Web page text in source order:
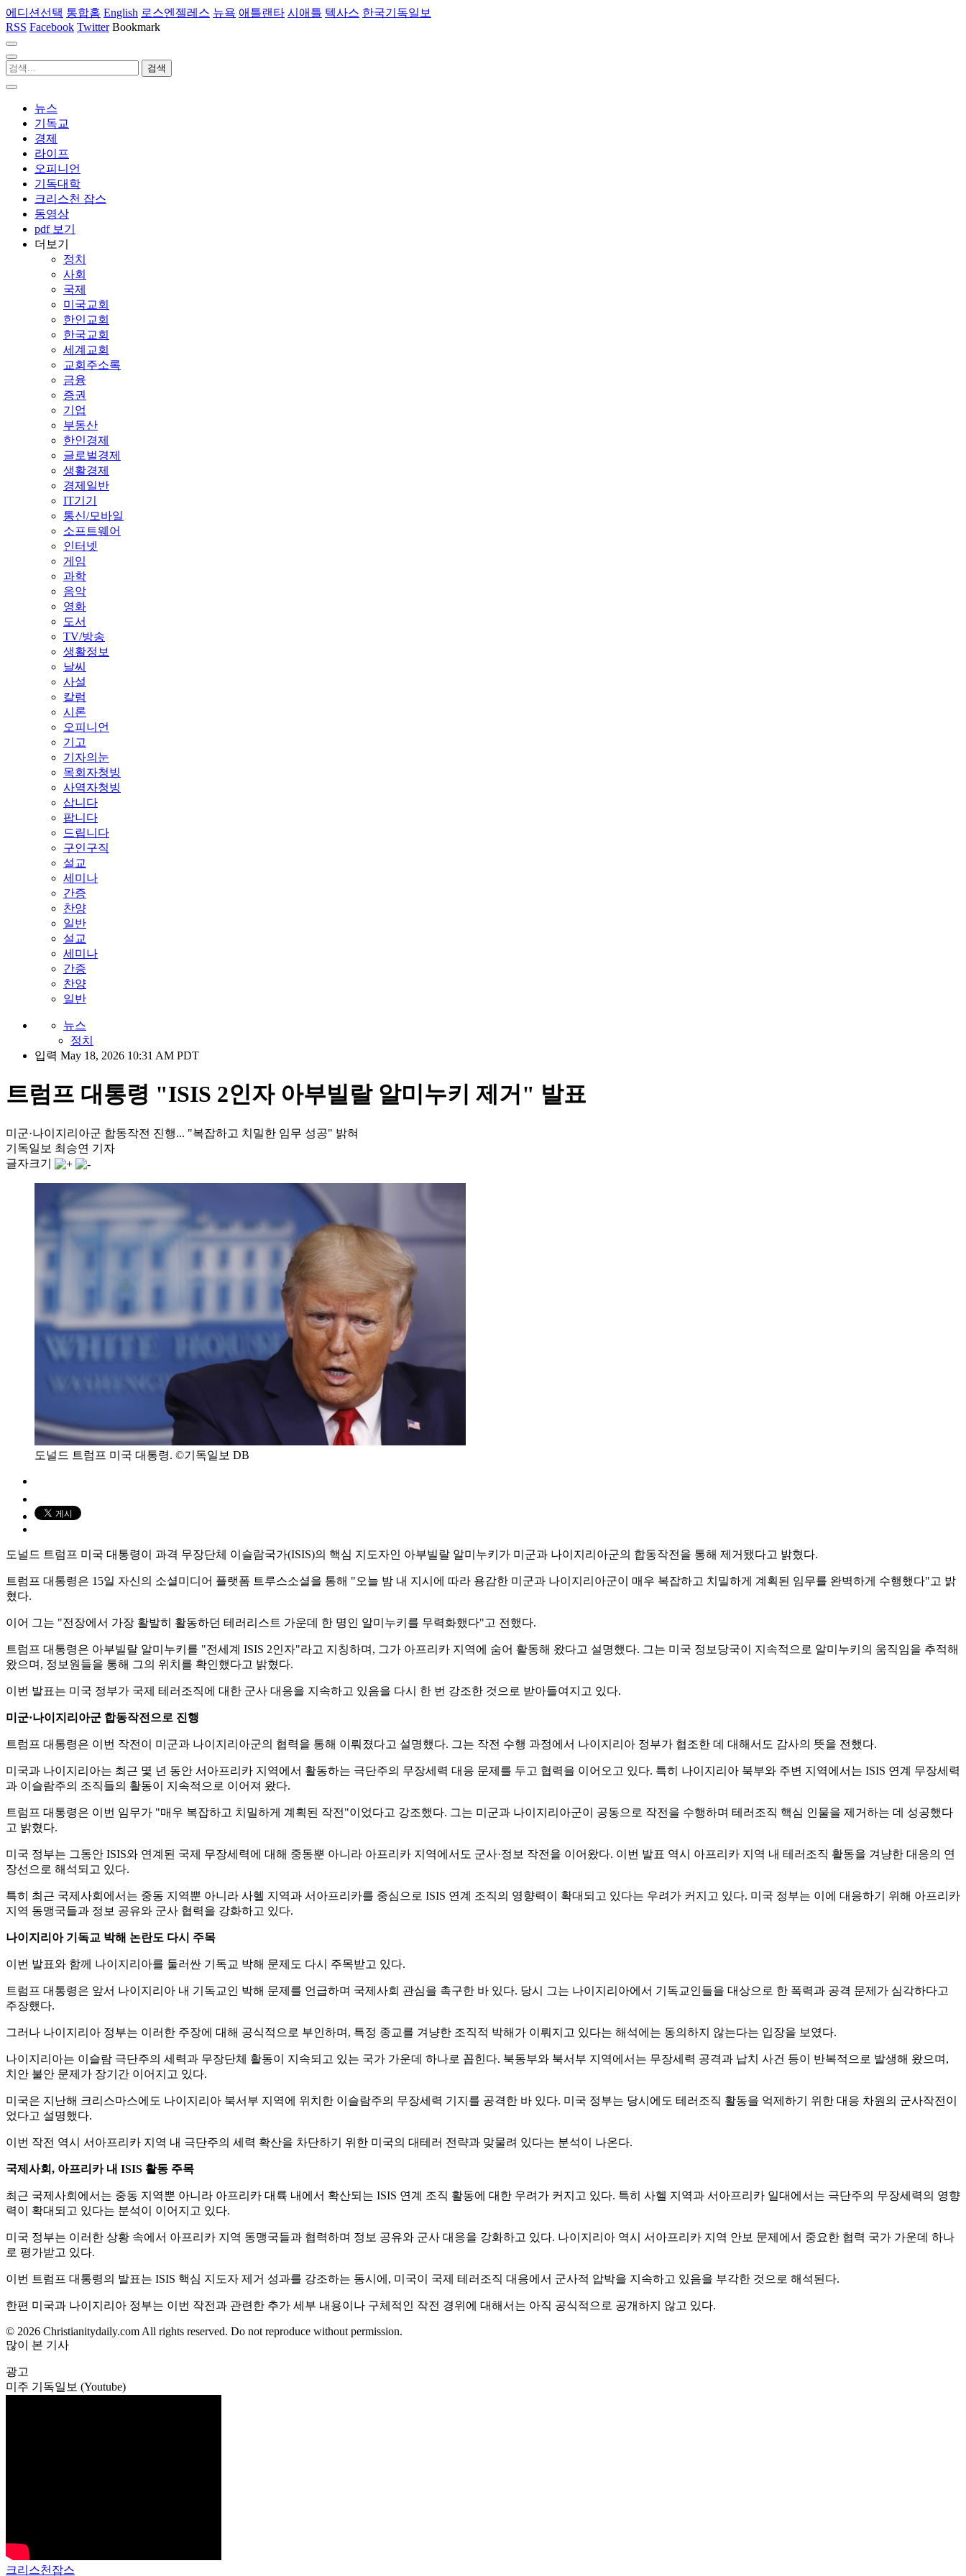
에디션선택 통합홈 English 로스엔젤레스 뉴욕 애틀랜타 시애틀 텍사스 한국기독일보
RSS Facebook Twitter Bookmark
뉴스
기독교
경제
라이프
오피니언
기독대학
크리스천 잡스
동영상
pdf 보기
더보기
정치
사회
국제
미국교회
한인교회
한국교회
세계교회
교회주소록
금융
증권
기업
부동산
한인경제
글로벌경제
생활경제
경제일반
IT기기
통신/모바일
소프트웨어
인터넷
게임
과학
음악
영화
도서
TV/방송
생활정보
날씨
사설
칼럼
시론
오피니언
기고
기자의눈
목회자청빙
사역자청빙
삽니다
팝니다
드립니다
구인구직
설교
세미나
간증
찬양
일반
설교
세미나
간증
찬양
일반
뉴스
정치
입력 May 18, 2026 10:31 AM PDT
트럼프 대통령 "ISIS 2인자 아부빌랄 알미누키 제거" 발표
미군·나이지리아군 합동작전 진행... "복잡하고 치밀한 임무 성공" 밝혀
기독일보 최승연 기자
글자크기
도널드 트럼프 미국 대통령. ©기독일보 DB
도널드 트럼프 미국 대통령이 과격 무장단체 이슬람국가(ISIS)의 핵심 지도자인 아부빌랄 알미누키가 미군과 나이지리아군의 합동작전을 통해 제거됐다고 밝혔다.
트럼프 대통령은 15일 자신의 소셜미디어 플랫폼 트루스소셜을 통해 "오늘 밤 내 지시에 따라 용감한 미군과 나이지리아군이 매우 복잡하고 치밀하게 계획된 임무를 완벽하게 수행했다"고 밝
혔다.
이어 그는 "전장에서 가장 활발히 활동하던 테러리스트 가운데 한 명인 알미누키를 무력화했다"고 전했다.
트럼프 대통령은 아부빌랄 알미누키를 "전세계 ISIS 2인자"라고 지칭하며, 그가 아프리카 지역에 숨어 활동해 왔다고 설명했다. 그는 미국 정보당국이 지속적으로 알미누키의 움직임을 추적해
왔으며, 정보원들을 통해 그의 위치를 확인했다고 밝혔다.
이번 발표는 미국 정부가 국제 테러조직에 대한 군사 대응을 지속하고 있음을 다시 한 번 강조한 것으로 받아들여지고 있다.
미군·나이지리아군 합동작전으로 진행
트럼프 대통령은 이번 작전이 미군과 나이지리아군의 협력을 통해 이뤄졌다고 설명했다. 그는 작전 수행 과정에서 나이지리아 정부가 협조한 데 대해서도 감사의 뜻을 전했다.
미국과 나이지리아는 최근 몇 년 동안 서아프리카 지역에서 활동하는 극단주의 무장세력 대응 문제를 두고 협력을 이어오고 있다. 특히 나이지리아 북부와 주변 지역에서는 ISIS 연계 무장세력
과 이슬람주의 조직들의 활동이 지속적으로 이어져 왔다.
트럼프 대통령은 이번 임무가 "매우 복잡하고 치밀하게 계획된 작전"이었다고 강조했다. 그는 미군과 나이지리아군이 공동으로 작전을 수행하며 테러조직 핵심 인물을 제거하는 데 성공했다
고 밝혔다.
미국 정부는 그동안 ISIS와 연계된 국제 무장세력에 대해 중동뿐 아니라 아프리카 지역에서도 군사·정보 작전을 이어왔다. 이번 발표 역시 아프리카 지역 내 테러조직 활동을 겨냥한 대응의 연
장선으로 해석되고 있다.
특히 최근 국제사회에서는 중동 지역뿐 아니라 사헬 지역과 서아프리카를 중심으로 ISIS 연계 조직의 영향력이 확대되고 있다는 우려가 커지고 있다. 미국 정부는 이에 대응하기 위해 아프리카
지역 동맹국들과 정보 공유와 군사 협력을 강화하고 있다.
나이지리아 기독교 박해 논란도 다시 주목
이번 발표와 함께 나이지리아를 둘러싼 기독교 박해 문제도 다시 주목받고 있다.
트럼프 대통령은 앞서 나이지리아 내 기독교인 박해 문제를 언급하며 국제사회 관심을 촉구한 바 있다. 당시 그는 나이지리아에서 기독교인들을 대상으로 한 폭력과 공격 문제가 심각하다고
주장했다.
그러나 나이지리아 정부는 이러한 주장에 대해 공식적으로 부인하며, 특정 종교를 겨냥한 조직적 박해가 이뤄지고 있다는 해석에는 동의하지 않는다는 입장을 보였다.
나이지리아는 이슬람 극단주의 세력과 무장단체 활동이 지속되고 있는 국가 가운데 하나로 꼽힌다. 북동부와 북서부 지역에서는 무장세력 공격과 납치 사건 등이 반복적으로 발생해 왔으며,
치안 불안 문제가 장기간 이어지고 있다.
미국은 지난해 크리스마스에도 나이지리아 북서부 지역에 위치한 이슬람주의 무장세력 기지를 공격한 바 있다. 미국 정부는 당시에도 테러조직 활동을 억제하기 위한 대응 차원의 군사작전이
었다고 설명했다.
이번 작전 역시 서아프리카 지역 내 극단주의 세력 확산을 차단하기 위한 미국의 대테러 전략과 맞물려 있다는 분석이 나온다.
국제사회, 아프리카 내 ISIS 활동 주목
최근 국제사회에서는 중동 지역뿐 아니라 아프리카 대륙 내에서 확산되는 ISIS 연계 조직 활동에 대한 우려가 커지고 있다. 특히 사헬 지역과 서아프리카 일대에서는 극단주의 무장세력의 영향
력이 확대되고 있다는 분석이 이어지고 있다.
미국 정부는 이러한 상황 속에서 아프리카 지역 동맹국들과 협력하며 정보 공유와 군사 대응을 강화하고 있다. 나이지리아 역시 서아프리카 지역 안보 문제에서 중요한 협력 국가 가운데 하나
로 평가받고 있다.
이번 트럼프 대통령의 발표는 ISIS 핵심 지도자 제거 성과를 강조하는 동시에, 미국이 국제 테러조직 대응에서 군사적 압박을 지속하고 있음을 부각한 것으로 해석된다.
한편 미국과 나이지리아 정부는 이번 작전과 관련한 추가 세부 내용이나 구체적인 작전 경위에 대해서는 아직 공식적으로 공개하지 않고 있다.
© 2026 Christianitydaily.com All rights reserved. Do not reproduce without permission.
많이 본 기사
광고
미주 기독일보 (Youtube)
크리스천잡스